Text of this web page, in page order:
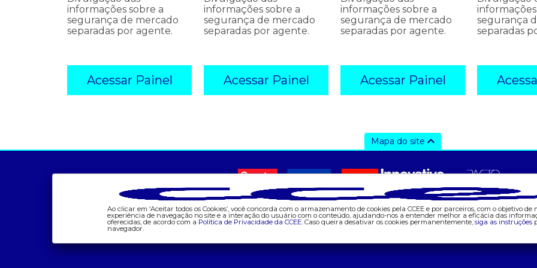
informações sobre a
segurança de mercado
separadas por agente.
Acessar Painel
informações sobre a
segurança de mercado
separadas por agente.
Acessar Painel
informações sobre a
segurança de mercado
separadas por agente.
Acessar Painel
segurança
separadas
Mapa do site
- sobre nós
- nossos associados
- integridade, riscos e
- relatório de
- calendário
- comunicados
- eventos
- Relacionamento
- notícias
- fale conosco
- faq
- gestão de cookies
- banco custodiante
- appccee
-
-
-
Ao clicar em ‘Aceitar todos os Cookies’, você concorda com o armazenamento de cookies pela CCEE e por parceiros, com o objetivo de
experiência de navegação no site e a interação do usuário com o conteúdo, ajudando-nos a entender melhor a eficácia das
oferecidas, de acordo com a Política de Privacidade da CCEE. Caso queira desativar os cookies permanentemente, siga as instruções
navegador.